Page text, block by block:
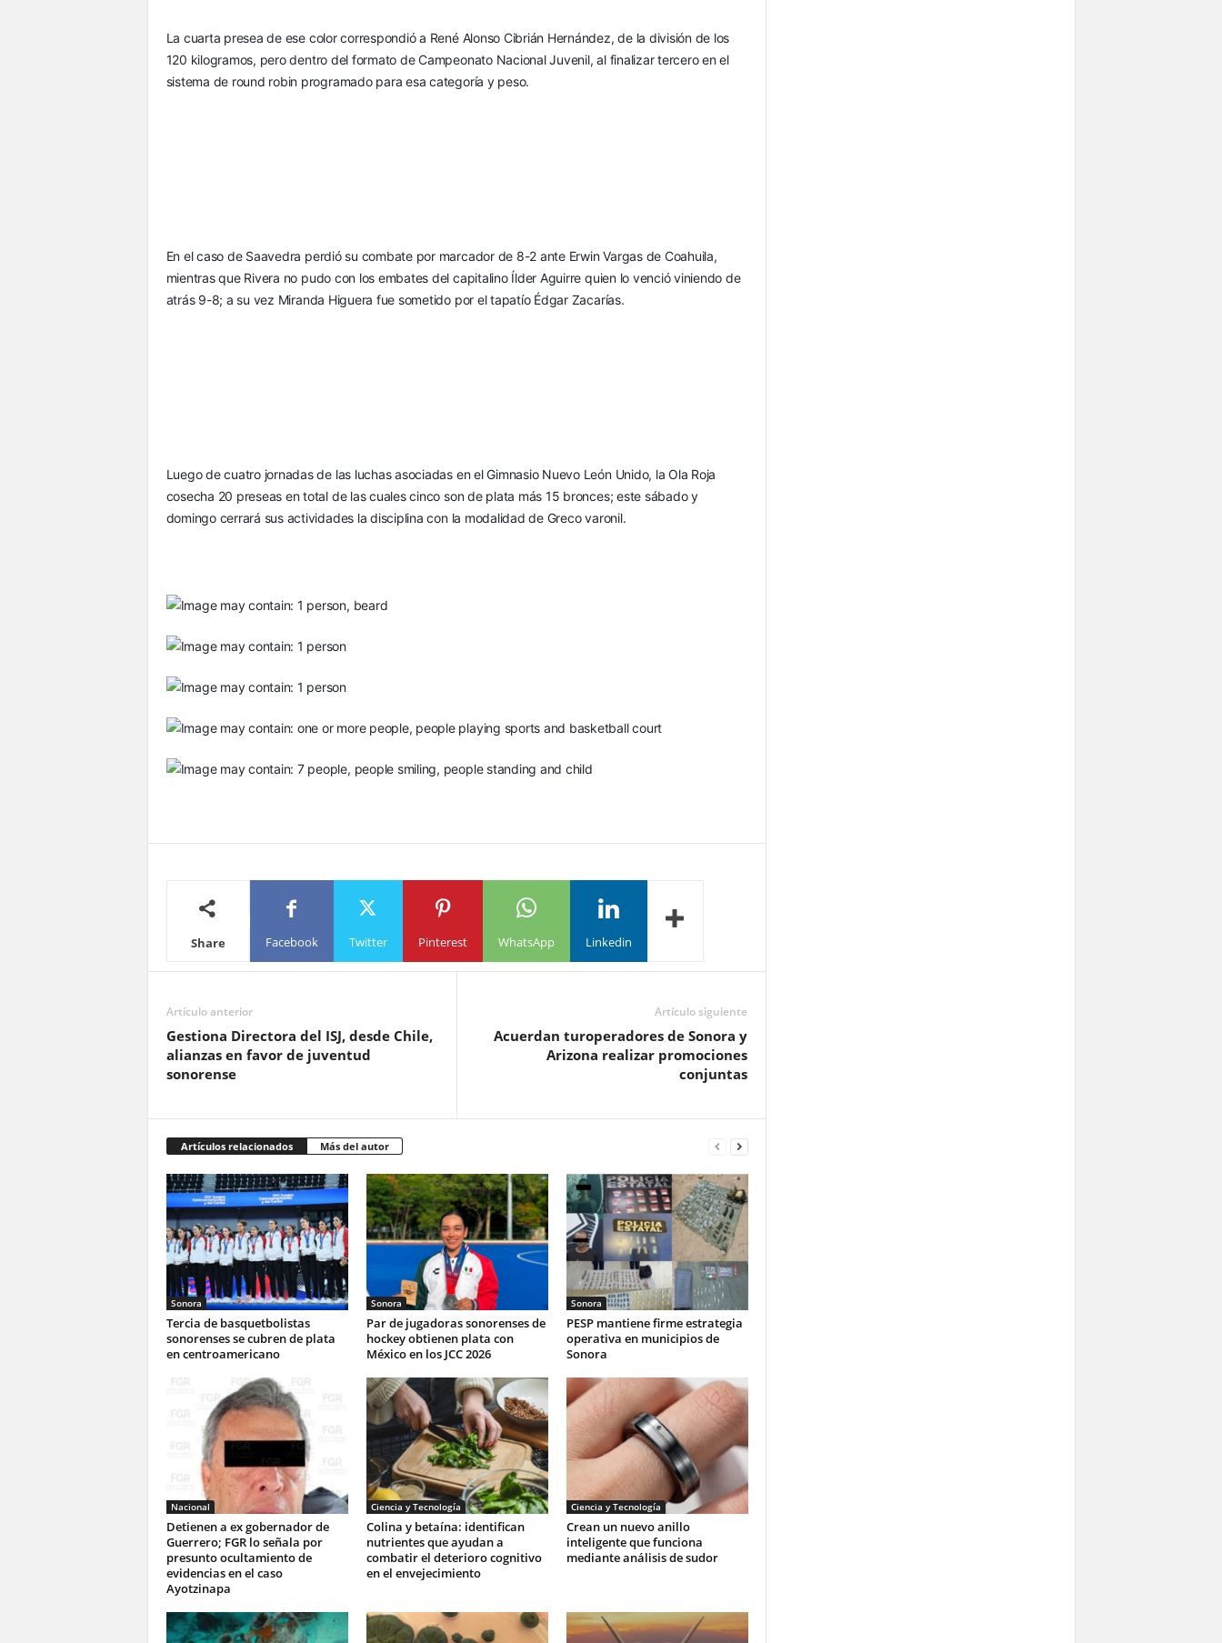
La cuarta presea de ese color correspondió a René Alonso Cibrián Hernández, de la división de los
120 kilogramos, pero dentro del formato de Campeonato Nacional Juvenil, al finalizar tercero en el
sistema de round robin programado para esa categoría y peso.
En el caso de Saavedra perdió su combate por marcador de 8-2 ante Erwin Vargas de Coahuila,
mientras que Rivera no pudo con los embates del capitalino Ílder Aguirre quien lo venció viniendo de
atrás 9-8; a su vez Miranda Higuera fue sometido por el tapatío Édgar Zacarías.
Luego de cuatro jornadas de las luchas asociadas en el Gimnasio Nuevo León Unido, la Ola Roja
cosecha 20 preseas en total de las cuales cinco son de plata más 15 bronces; este sábado y
domingo cerrará sus actividades la disciplina con la modalidad de Greco varonil.
Share Facebook Twitter Pinterest WhatsApp Linkedin
Artículo anterior
Gestiona Directora del ISJ, desde Chile,
alianzas en favor de juventud
sonorense
Artículo siguiente
Acuerdan turoperadores de Sonora y
Arizona realizar promociones
conjuntas
Artículos relacionados Más del autor
Sonora
Tercia de basquetbolistas
sonorenses se cubren de plata
en centroamericano
Sonora
Par de jugadoras sonorenses de
hockey obtienen plata con
México en los JCC 2026
Sonora
PESP mantiene firme estrategia
operativa en municipios de
Sonora
Nacional
Detienen a ex gobernador de
Guerrero; FGR lo señala por
presunto ocultamiento de
evidencias en el caso
Ayotzinapa
Ciencia y Tecnología
Colina y betaína: identifican
nutrientes que ayudan a
combatir el deterioro cognitivo
en el envejecimiento
Ciencia y Tecnología
Crean un nuevo anillo
inteligente que funciona
mediante análisis de sudor